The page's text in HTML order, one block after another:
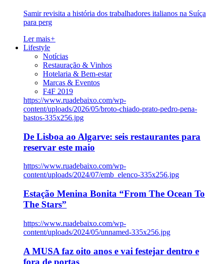
Samir revisita a história dos trabalhadores italianos na Suíça
para perg
Ler mais+
Lifestyle
Notícias
Restauração & Vinhos
Hotelaria & Bem-estar
Marcas & Eventos
F4F 2019
https://www.ruadebaixo.com/wp-
content/uploads/2026/05/broto-chiado-prato-pedro-pena-
bastos-335x256.jpg
De Lisboa ao Algarve: seis restaurantes para
reservar este maio
https://www.ruadebaixo.com/wp-
content/uploads/2024/07/emb_elenco-335x256.jpg
Estação Menina Bonita “From The Ocean To
The Stars”
https://www.ruadebaixo.com/wp-
content/uploads/2024/05/unnamed-335x256.jpg
A MUSA faz oito anos e vai festejar dentro e
fora de portas